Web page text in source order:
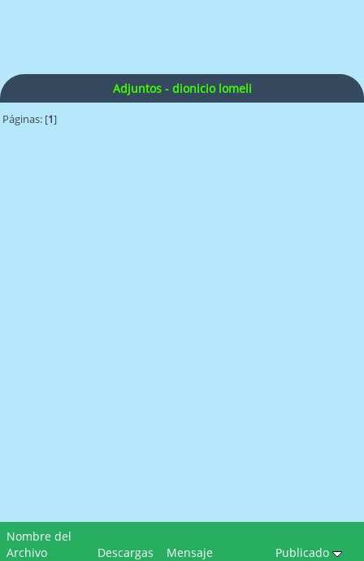
Adjuntos - dionicio lomeli
Páginas: [1]
Nombre del
Archivo
Descargas Mensaje
Publicado